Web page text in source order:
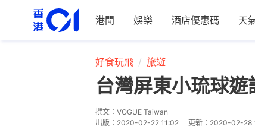
港聞 娛樂 酒店優惠碼 天
好食玩飛 旅遊
台灣屏東小琉球
撰文： VOGUE Taiwan
出版： 2020-02-22 11:02 更新： 2020-02-28